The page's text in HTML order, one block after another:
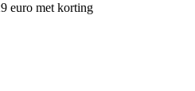
euro met korting